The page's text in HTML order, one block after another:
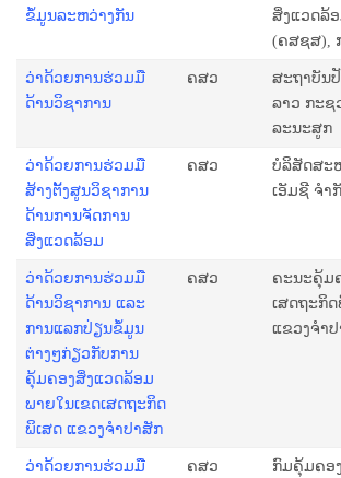
ຂໍ້ມູນລະຫວ່າງກັນ
ສິ່ງແວດລ້
(ຄສຊສ),
ວ່າດ້ວຍການຮ່ວມມື
ດ້ານວິຊາການ
ຄສວ
ສະຖາບັນ
ລາວ ກະຊ
ລະນະສູກ
ວ່າດ້ວຍການຮ່ວມມື
ສ້າງຕັ້ງສູນວິຊາການ
ດ້ານການຈັດການ
ສິ່ງແວດລ້ອມ
ຄສວ
ບໍລິສັດສະ
ເອັມຊີ ຈໍາ
ວ່າດ້ວຍການຮ່ວມມື
ດ້ານວິຊາການ ແລະ
ການແລກປ່ຽນຂໍ້ມູນ
ຕ່າງໆກ່ຽວກັບການ
ຄຸ້ມຄອງສິ່ງແວດລ້ອມ
ພາຍໃນເຂດເສດຖະກິດ
ພິເສດ ແຂວງຈຳປາສັກ
ຄສວ
ຄະນະຄຸ້ມ
ເສດຖະກິດ
ແຂວງຈຳ
ວ່າດ້ວຍການຮ່ວມມື
ຄສວ
ກົມຄຸ້ມຄອງ